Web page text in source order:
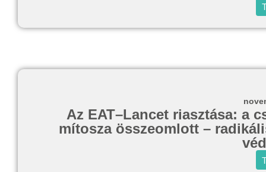
Az EAT–Lancet riasztása: a
mítosza összeomlott –